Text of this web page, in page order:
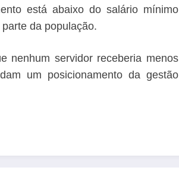
está abaixo do salário mínimo
da população.
nenhum servidor receberia menos
um posicionamento da gestão